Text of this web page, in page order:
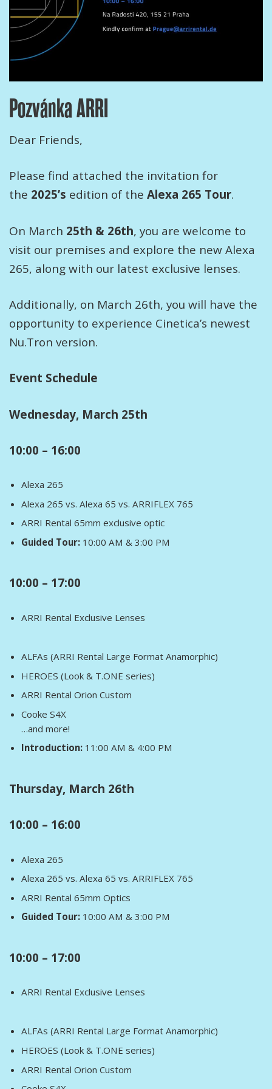
Pozvánka ARRI
Dear Friends,
Please find attached the invitation for
the 2025’s edition of the Alexa 265 Tour.
On March 25th & 26th, you are welcome to
visit our premises and explore the new Alexa
265, along with our latest exclusive lenses.
Additionally, on March 26th, you will have the
opportunity to experience Cinetica’s newest
Nu.Tron version.
Event Schedule
Wednesday, March 25th
10:00 – 16:00
Alexa 265
Alexa 265 vs. Alexa 65 vs. ARRIFLEX 765
ARRI Rental 65mm exclusive optic
Guided Tour: 10:00 AM & 3:00 PM
10:00 – 17:00
ARRI Rental Exclusive Lenses
ALFAs (ARRI Rental Large Format Anamorphic)
HEROES (Look & T.ONE series)
ARRI Rental Orion Custom
Cooke S4X
…and more!
Introduction: 11:00 AM & 4:00 PM
Thursday, March 26th
10:00 – 16:00
Alexa 265
Alexa 265 vs. Alexa 65 vs. ARRIFLEX 765
ARRI Rental 65mm Optics
Guided Tour: 10:00 AM & 3:00 PM
10:00 – 17:00
ARRI Rental Exclusive Lenses
ALFAs (ARRI Rental Large Format Anamorphic)
HEROES (Look & T.ONE series)
ARRI Rental Orion Custom